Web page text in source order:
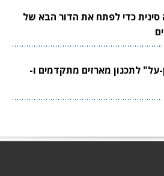
סינית כדי לפתח את הדור הבא של
על" לתכנון מארזים מתקדמים ו-